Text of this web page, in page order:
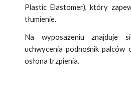
Plastic Elastomer), który
tłumienie.
Na wyposażeniu znajduje
uchwycenia podnośnik palców
osłona trzpienia.